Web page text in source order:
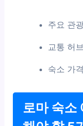
주요 관
교통 허
숙소 가
로마 숙소